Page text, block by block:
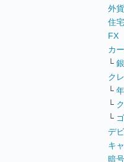
外
住
FX
カ
└
ク
└
└
└
デ
キ
暗